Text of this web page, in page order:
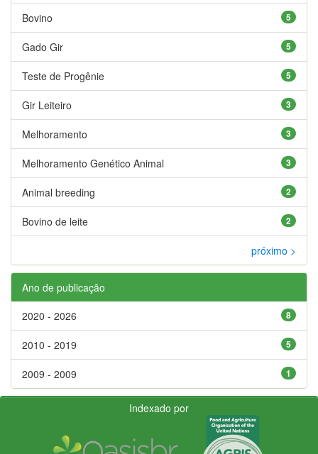
5
Bovino
5
Gado Gir
5
Teste de Progênie
3
Gir Leiteiro
3
Melhoramento
3
Melhoramento Genético Animal
2
Animal breeding
2
Bovino de leite
próximo >
Ano de publicação
8
2020 - 2026
5
2010 - 2019
1
2009 - 2009
Indexado por